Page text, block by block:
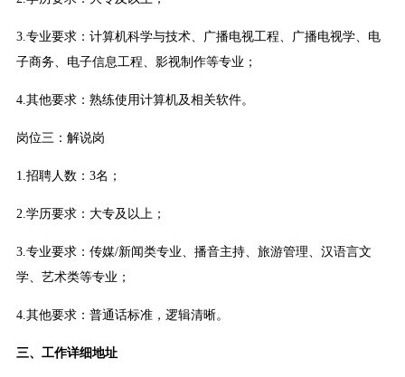
3.专业要求：计算机科学与技术、广播电视工程、广播电视学、电
子商务、电子信息工程、影视制作等专业；
4.其他要求：熟练使用计算机及相关软件。
岗位三：解说岗
1.招聘人数：3名；
2.学历要求：大专及以上；
3.专业要求：传媒/新闻类专业、播音主持、旅游管理、汉语言文
学、艺术类等专业；
4.其他要求：普通话标准，逻辑清晰。
三、工作详细地址